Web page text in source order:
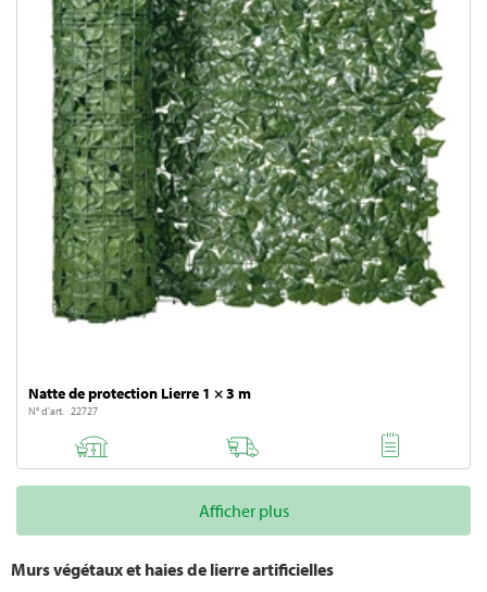
Natte de protection Lierre 1 × 3 m
N° d'art. 22727
Afficher plus
Murs végétaux et haies de lierre artificielles
Scarifier
Quand fertiliser la pelouse
Jardin pour l‘hiver
Lutter contre les cochenilles
Planter des courgettes